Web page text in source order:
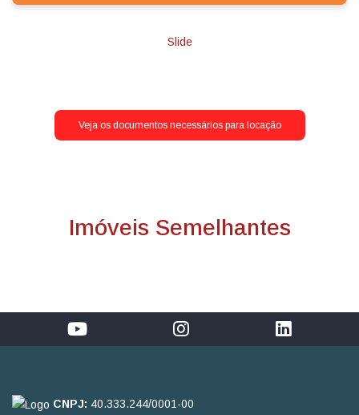
Slide
Veja os documentos necessários para locação
Imóveis Semelhantes
CNPJ: 40.333.244/0001-00